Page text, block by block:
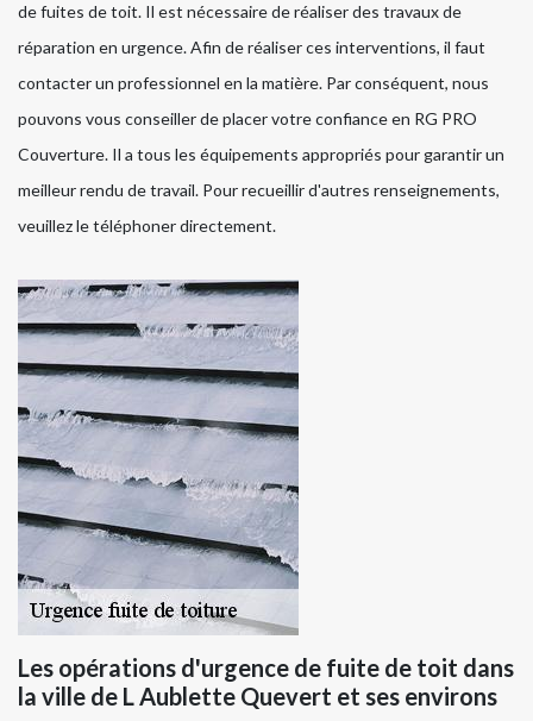
de fuites de toit. Il est nécessaire de réaliser des travaux de
réparation en urgence. Afin de réaliser ces interventions, il faut
contacter un professionnel en la matière. Par conséquent, nous
pouvons vous conseiller de placer votre confiance en RG PRO
Couverture. Il a tous les équipements appropriés pour garantir un
meilleur rendu de travail. Pour recueillir d'autres renseignements,
veuillez le téléphoner directement.
Les opérations d'urgence de fuite de toit dans
la ville de L Aublette Quevert et ses environs